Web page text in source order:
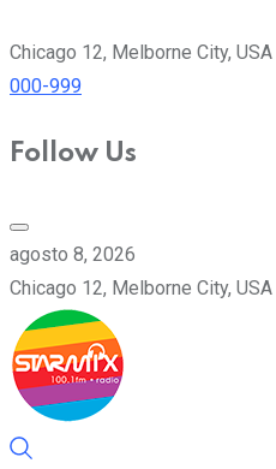
Chicago 12, Melborne City, USA
000-999
Follow Us
agosto 8, 2026
Chicago 12, Melborne City, USA